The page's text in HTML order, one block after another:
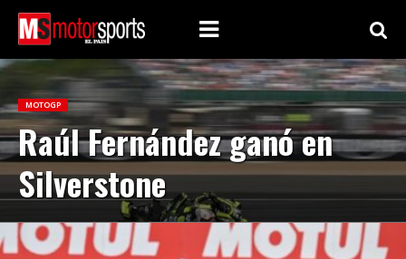
MOTOGP
Raúl Fernández ganó en
Silverstone